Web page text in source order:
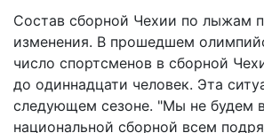
Состав сборной Чехии по лыжам
изменения. В прошедшем
число спортсменов в сборной
до одиннадцати человек. Эта
следующем сезоне. "Мы не будем
национальной сборной всем